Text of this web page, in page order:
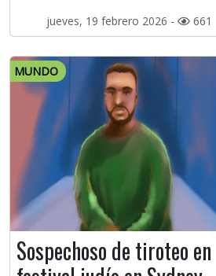
jueves, 19 febrero 2026 - 661
MUNDO
Sospechoso de tiroteo en